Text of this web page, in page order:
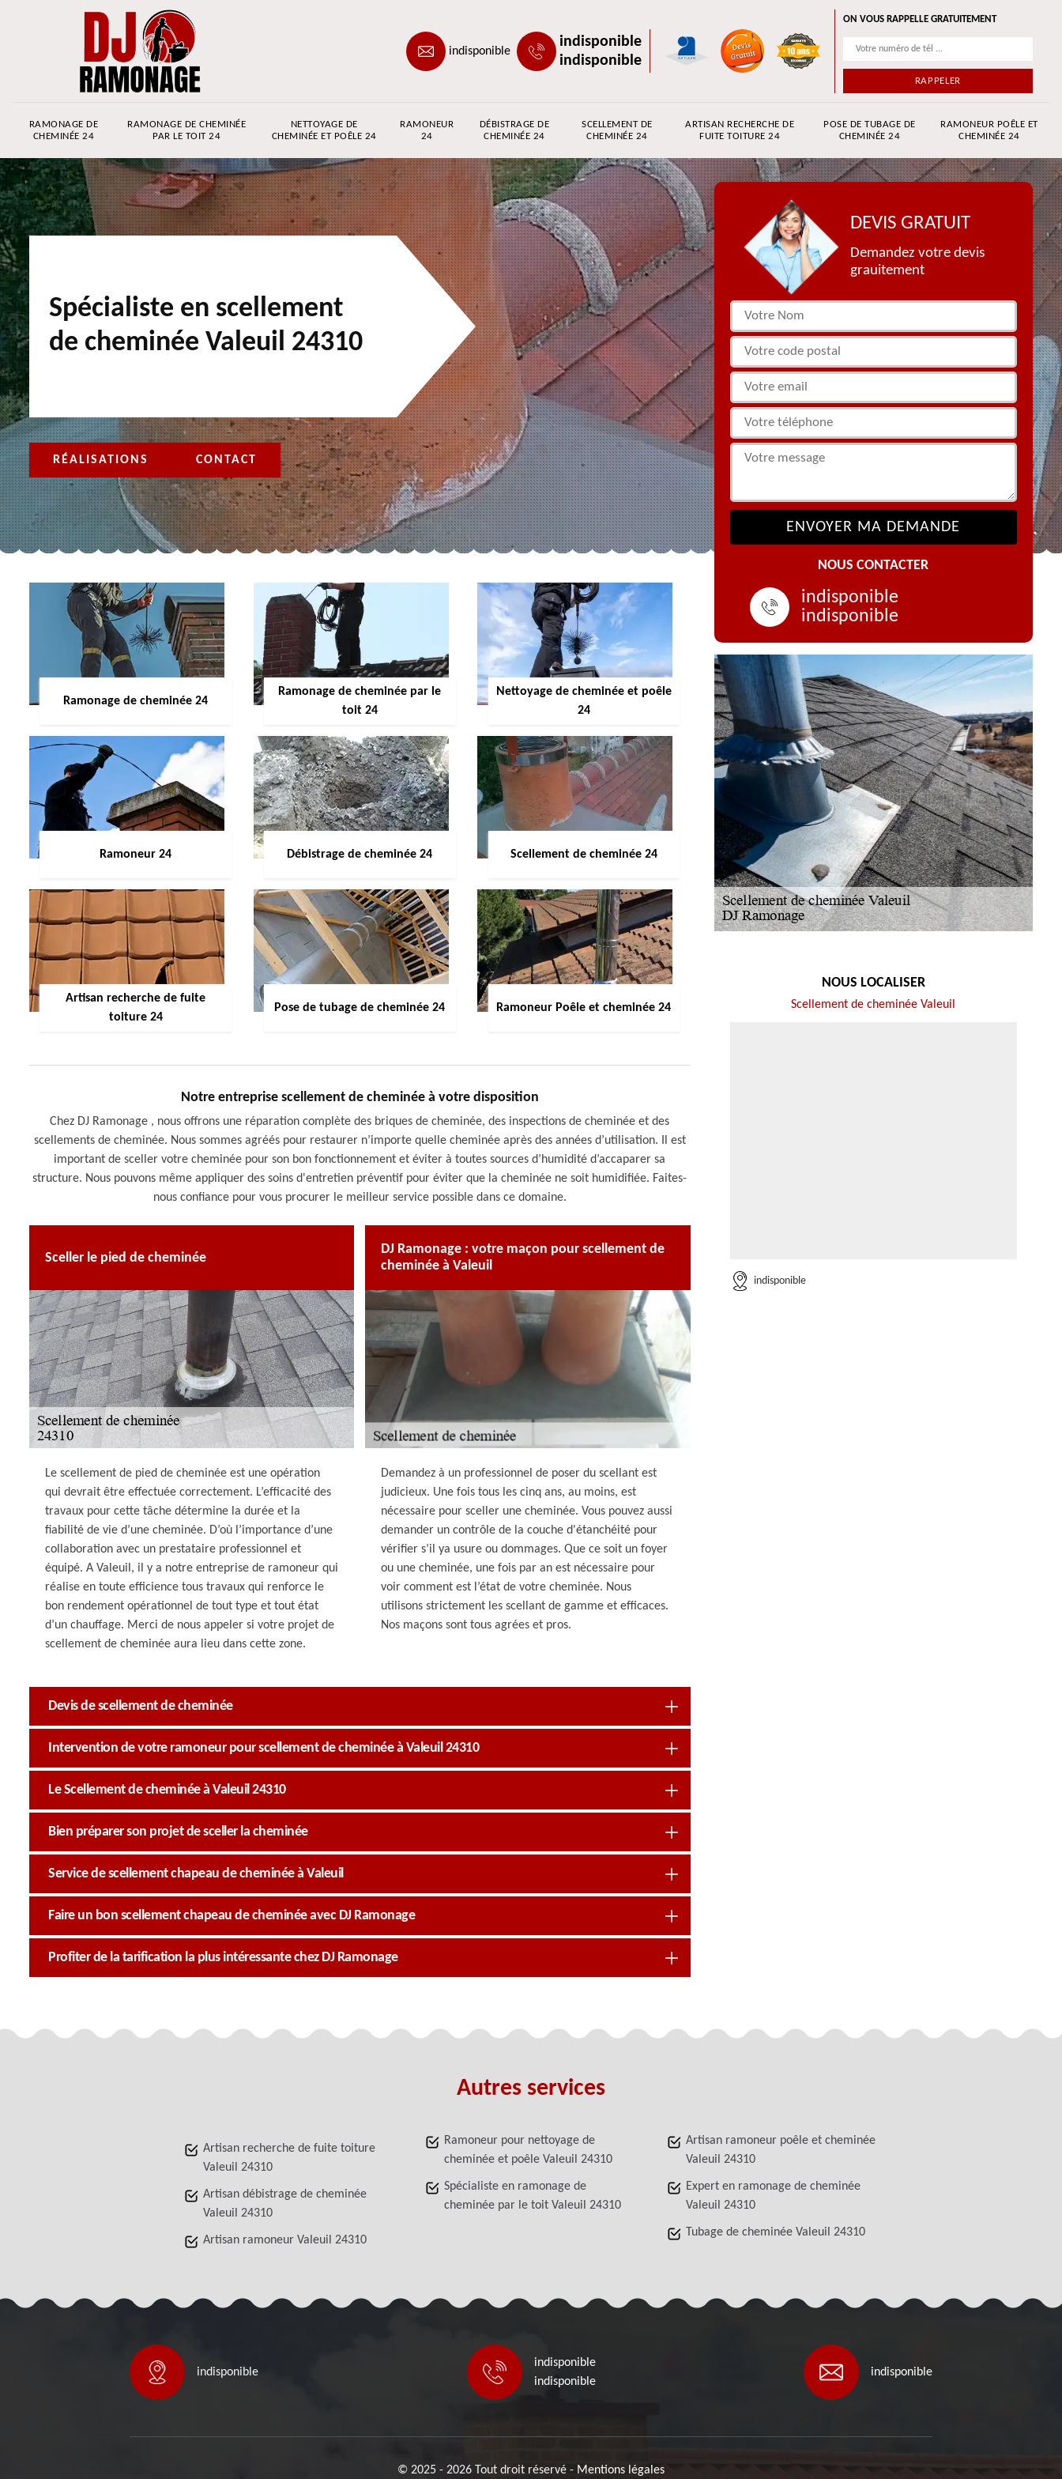
indisponible
indisponible
indisponible
ON VOUS RAPPELLE GRATUITEMENT
RAMONAGE DE
CHEMINÉE 24
RAMONAGE DE CHEMINÉE
PAR LE TOIT 24
NETTOYAGE DE
CHEMINÉE ET POÊLE 24
RAMONEUR
24
DÉBISTRAGE DE
CHEMINÉE 24
SCELLEMENT DE
CHEMINÉE 24
ARTISAN RECHERCHE DE
FUITE TOITURE 24
POSE DE TUBAGE DE
CHEMINÉE 24
RAMONEUR POÊLE ET
CHEMINÉE 24
Spécialiste en scellement
de cheminée Valeuil 24310
RÉALISATIONS CONTACT
Ramonage de cheminée 24
Ramonage de cheminée par le
toit 24
Nettoyage de cheminée et poêle
24
Ramoneur 24 Débistrage de cheminée 24 Scellement de cheminée 24
Artisan recherche de fuite
toiture 24
Pose de tubage de cheminée 24 Ramoneur Poêle et cheminée 24
Notre entreprise scellement de cheminée à votre disposition
Chez DJ Ramonage , nous offrons une réparation complète des briques de cheminée, des inspections de cheminée et des
scellements de cheminée. Nous sommes agréés pour restaurer n’importe quelle cheminée après des années d’utilisation. Il est
important de sceller votre cheminée pour son bon fonctionnement et éviter à toutes sources d’humidité d’accaparer sa
structure. Nous pouvons même appliquer des soins d'entretien préventif pour éviter que la cheminée ne soit humidifiée. Faites-
nous confiance pour vous procurer le meilleur service possible dans ce domaine.
Sceller le pied de cheminée
Le scellement de pied de cheminée est une opération
qui devrait être effectuée correctement. L’efficacité des
travaux pour cette tâche détermine la durée et la
fiabilité de vie d’une cheminée. D’où l’importance d’une
collaboration avec un prestataire professionnel et
équipé. A Valeuil, il y a notre entreprise de ramoneur qui
réalise en toute efficience tous travaux qui renforce le
bon rendement opérationnel de tout type et tout état
d’un chauffage. Merci de nous appeler si votre projet de
scellement de cheminée aura lieu dans cette zone.
DJ Ramonage : votre maçon pour scellement de
cheminée à Valeuil
Demandez à un professionnel de poser du scellant est
judicieux. Une fois tous les cinq ans, au moins, est
nécessaire pour sceller une cheminée. Vous pouvez aussi
demander un contrôle de la couche d'étanchéité pour
vérifier s’il ya usure ou dommages. Que ce soit un foyer
ou une cheminée, une fois par an est nécessaire pour
voir comment est l’état de votre cheminée. Nous
utilisons strictement les scellant de gamme et efficaces.
Nos maçons sont tous agrées et pros.
Devis de scellement de cheminée
Intervention de votre ramoneur pour scellement de cheminée à Valeuil 24310
Le Scellement de cheminée à Valeuil 24310
Bien préparer son projet de sceller la cheminée
Service de scellement chapeau de cheminée à Valeuil
Faire un bon scellement chapeau de cheminée avec DJ Ramonage
Profiter de la tarification la plus intéressante chez DJ Ramonage
DEVIS GRATUIT
Demandez votre devis
grauitement
NOUS CONTACTER
indisponible
indisponible
NOUS LOCALISER
Scellement de cheminée Valeuil
indisponible
Autres services
Artisan recherche de fuite toiture
Valeuil 24310
Artisan débistrage de cheminée
Valeuil 24310
Artisan ramoneur Valeuil 24310
Ramoneur pour nettoyage de
cheminée et poêle Valeuil 24310
Spécialiste en ramonage de
cheminée par le toit Valeuil 24310
Artisan ramoneur poêle et cheminée
Valeuil 24310
Expert en ramonage de cheminée
Valeuil 24310
Tubage de cheminée Valeuil 24310
indisponible
indisponible
indisponible
indisponible
© 2025 - 2026 Tout droit réservé - Mentions légales